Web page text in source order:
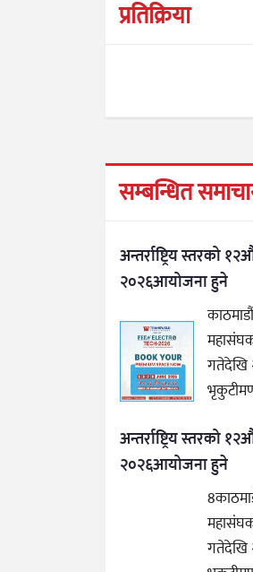
प्रतिक्रिया
सम्बन्धित
अन्तर्राष्ट्रिय स्तरको
२०२६आयोजना हुने
गतेदेखि
अन्तर्राष्ट्रिय स्तरको
२०२६आयोजना हुने
गतेदेखि